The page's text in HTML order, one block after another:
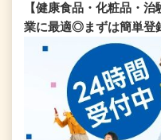
【健康食品・化粧品・
業に最適◎まずは簡単登